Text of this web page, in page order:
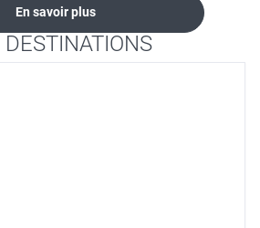
En savoir plus
DESTINATIONS